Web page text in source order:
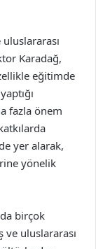
Karadağ,
eğitimde
fazla önem
yer alarak,
yönelik
birçok
uluslararası